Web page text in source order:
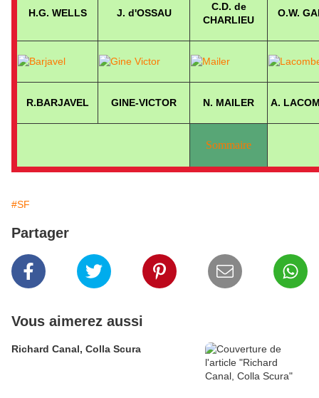
H.G. WELLS J. d'OSSAU
C.D. de
CHARLIEU
O.W.
R.BARJAVEL GINE-VICTOR N. MAILER A.
Sommaire
#SF
Partager
Vous aimerez aussi
Richard Canal, Colla Scura